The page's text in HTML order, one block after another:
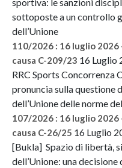
sottoposte a un controllo
dell’Unione
110/2026 : 16 luglio
causa C-209/23 16 Luglio
RRC Sports Concorrenza
pronuncia sulla
dell’Unione delle norme
107/2026 : 16 luglio
causa C-26/25 16 Luglio
[Bukla] Spazio di libertà,
dell’Unione: una